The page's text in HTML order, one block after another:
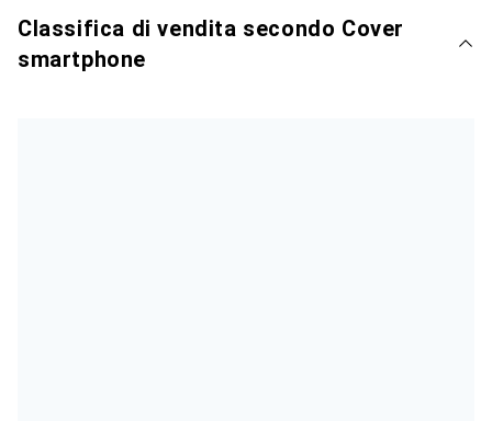
Classifica di vendita secondo Cover
smartphone